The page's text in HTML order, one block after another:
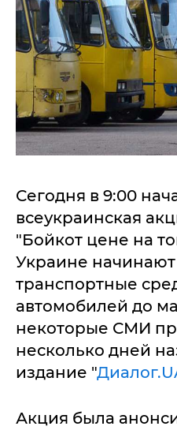
Сегодня в 9:00
всеукраинская
"Бойкот цене на
Украине начинают
транспортные
автомобилей до
некоторые СМИ
несколько дней
издание "
Акция была